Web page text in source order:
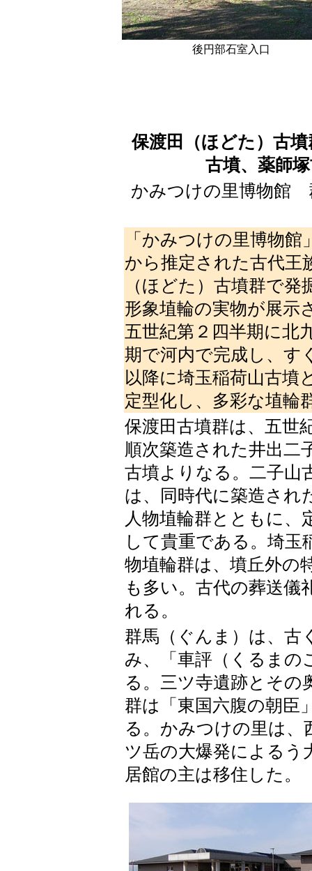
後円部石室入口
保渡田（ほどた）古墳
古墳、薬
かみつけの里博物館
「かみつけの里博物
から推定された古代王
（ほどた）古墳群で
形象埴輪の実物が展示
五世紀第２四半期に北
期で河内で完成し、す
以降に埼玉稲荷山古墳
定型化し、多彩な埴輪
保渡田古墳群は、五世
順次築造された井出二
古墳よりなる。二子山
は、同時代に築造され
人物埴輪群とともに、
して貴重である。埼玉
物埴輪群は、墳丘外の
も多い。古代の葬送儀
れる。
群馬（ぐんま）は、古
み、「車評（くるまの
る。三ツ寺遺跡とその
群は「東国六腹の朝臣
る。かみつけの里は、
ツ岳の大爆発によるう
居館の主は移住した。